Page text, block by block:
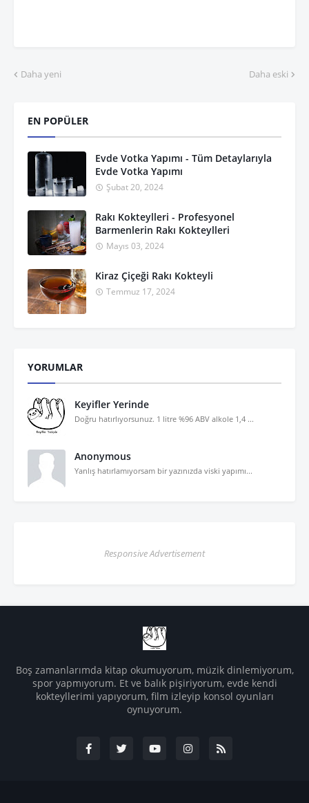
Daha yeni Daha eski
EN POPÜLER
Evde Votka Yapımı - Tüm Detaylarıyla
Evde Votka Yapımı
Şubat 20, 2024
Rakı Kokteylleri - Profesyonel
Barmenlerin Rakı Kokteylleri
Mayıs 03, 2024
Kiraz Çiçeği Rakı Kokteyli
Temmuz 17, 2024
YORUMLAR
Keyifler Yerinde
Doğru hatırlıyorsunuz. 1 litre %96 ABV alkole 1,4 ...
Anonymous
Yanlış hatırlamıyorsam bir yazınızda viski yapımı...
Responsive Advertisement
Boş zamanlarımda kitap okumuyorum, müzik dinlemiyorum,
spor yapmıyorum. Et ve balık pişiriyorum, evde kendi
kokteyllerimi yapıyorum, film izleyip konsol oyunları
oynuyorum.